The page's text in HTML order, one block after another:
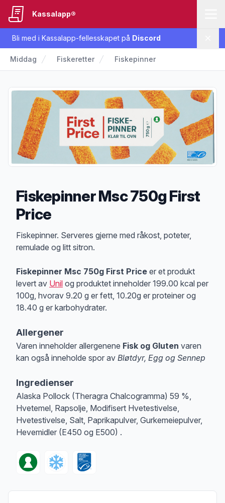
Bli med i Kassalapp-fellesskapet på Discord
Kassalapp®
Middag Fiskeretter Fiskepinner
Fiskepinner Msc 750g First
Price
Produktbeskrivelse
Fiskepinner. Serveres gjerne med råkost, poteter,
remulade og litt sitron.
Fiskepinner Msc 750g First Price er et produkt
levert av Unil og produktet inneholder 199.00 kcal per
100g, hvorav 9.20 g er fett, 10.20g er proteiner og
18.40 g er karbohydrater.
Allergener
Varen inneholder allergenene Fisk og Gluten varen
kan også inneholde spor av Bløtdyr, Egg og Sennep
Ingredienser
Alaska Pollock (Theragra Chalcogramma) 59 %,
Hvetemel, Rapsolje, Modifisert Hvetestivelse,
Hvetestivelse, Salt, Paprikapulver, Gurkemeiepulver,
Hevemidler (E450 og E500) .